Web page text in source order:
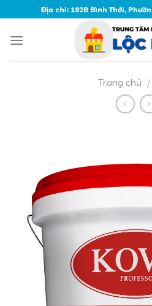
to
content
Địa chỉ: 192B Bình Thới,
Trang chủ /